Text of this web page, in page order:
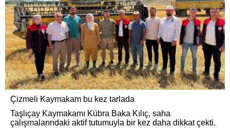
Çizmeli Kaymakam bu kez tarlada
Taşlıçay Kaymakamı Kübra Baka Kılıç, saha
çalışmalarındaki aktif tutumuyla bir kez daha dikkat çekti.